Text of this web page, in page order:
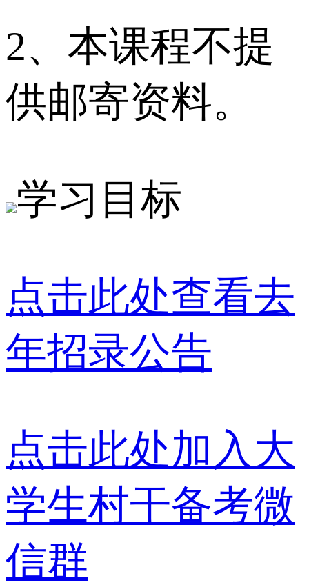
2、本课程不提
供邮寄资料。
学习目标
点击此处查看去
年招录公告
点击此处加入大
学生村干备考微
信群